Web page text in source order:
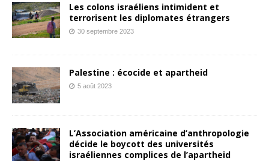
Les colons israéliens intimident et
terrorisent les diplomates étrangers
30 septembre 2023
Palestine : écocide et apartheid
5 août 2023
L’Association américaine d’anthropologie
décide le boycott des universités
israéliennes complices de l’apartheid